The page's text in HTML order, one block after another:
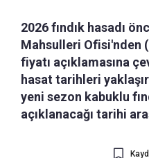
2026 fındık hasadı
Mahsulleri Ofisi'nden
fiyatı açıklamasına
hasat tarihleri
yeni sezon kabuklu
açıklanacağı tarihi